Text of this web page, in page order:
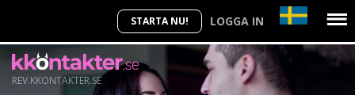
STARTA NU! LOGGA IN
REV.KKONTAKTER.SE